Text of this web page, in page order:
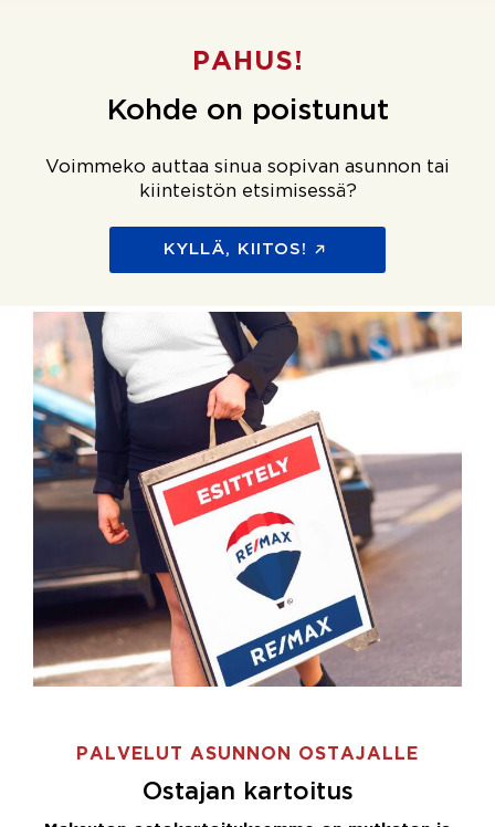
PAHUS!
Kohde on poistunut
Voimmeko auttaa sinua sopivan asunnon tai
kiinteistön etsimisessä?
KYLLÄ, KIITOS!
PALVELUT ASUNNON OSTAJALLE
Ostajan kartoitus